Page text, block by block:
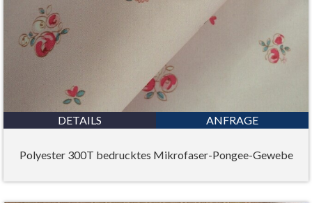
DETAILS ANFRAGE
Polyester 300T bedrucktes Mikrofaser-Pongee-Gewebe